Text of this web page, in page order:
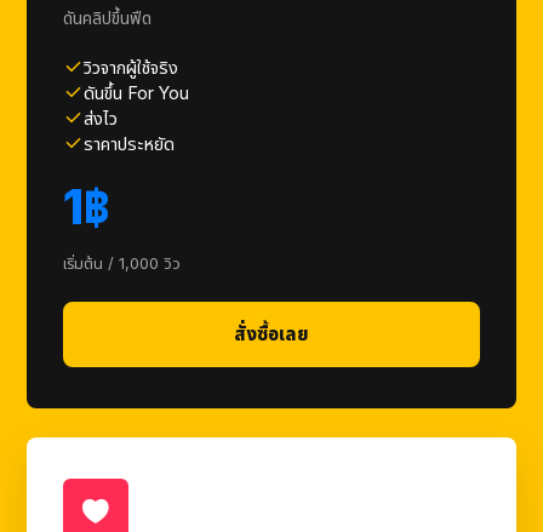
ดันคลิปขึ้นฟีด
วิวจากผู้ใช้จริง
ดันขึ้น For You
ส่งไว
ราคาประหยัด
1฿
เริ่มต้น / 1,000 วิว
สั่งซื้อเลย